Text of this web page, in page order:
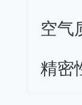
空气
精密